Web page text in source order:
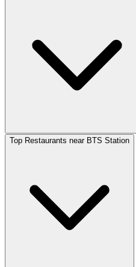
Top Restaurants near BTS Station